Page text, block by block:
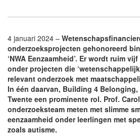
4 januari 2024 –
onderzoeksprojecten gehonoreerd
‘NWA Eenzaamheid’. Er wordt ruim
onder projecten die
relevant onderzoek met
In één daarvan, Building 4
Twente een prominente rol. Prof.
onderzoeksteam meten met slimme
eenzaamheid onder leerlingen met
zoals autisme.